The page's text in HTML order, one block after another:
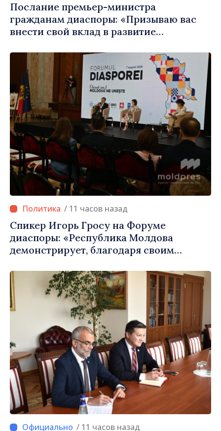
Послание премьер-министра
гражданам диаспоры: «Призываю вас
внести свой вклад в развитие
/ 11 часов назад
Спикер Игорь Гросу на Форуме
диаспоры: «Республика Молдова
демонстрирует, благодаря своим
заслуживает стать частью большой
европейской семьи»
/ 11 часов назад